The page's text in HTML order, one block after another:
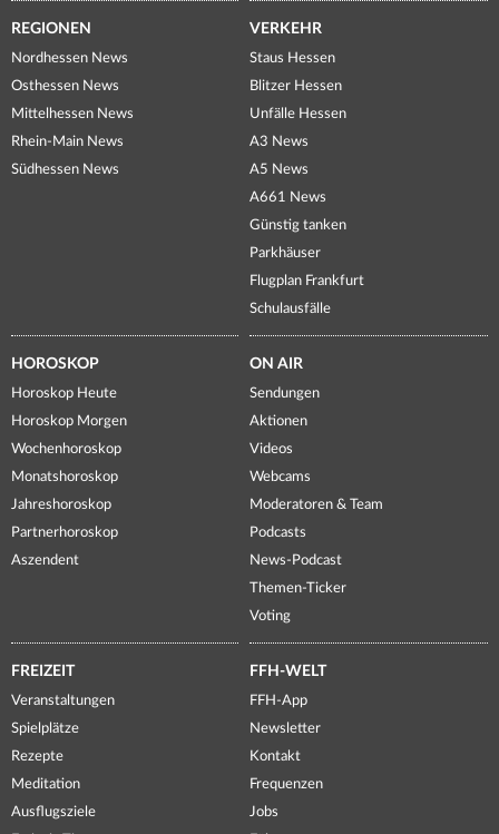
REGIONEN
Nordhessen News
Osthessen News
Mittelhessen News
Rhein-Main News
Südhessen News
VERKEHR
Staus Hessen
Blitzer Hessen
Unfälle Hessen
A3 News
A5 News
A661 News
Günstig tanken
Parkhäuser
Flugplan Frankfurt
Schulausfälle
HOROSKOP
Horoskop Heute
Horoskop Morgen
Wochenhoroskop
Monatshoroskop
Jahreshoroskop
Partnerhoroskop
Aszendent
ON AIR
Sendungen
Aktionen
Videos
Webcams
Moderatoren & Team
Podcasts
News-Podcast
Themen-Ticker
Voting
FREIZEIT
Veranstaltungen
Spielplätze
Rezepte
Meditation
Ausflugsziele
FFH-WELT
FFH-App
Newsletter
Kontakt
Frequenzen
Jobs